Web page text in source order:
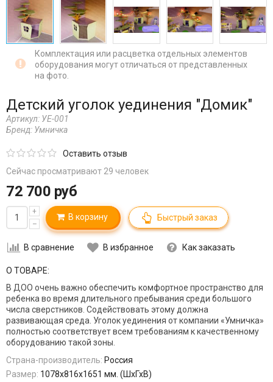
Комплектация или расцветка отдельных элементов
оборудования могут отличаться от представленных
на фото.
Детский уголок уединения "Домик"
Артикул: УЕ-001
Бренд: Умничка
Оставить отзыв
Сейчас просматривают 29 человек
72 700 руб
+
–
В корзину Быстрый заказ
В сравнение В избранное Как заказать
О ТОВАРЕ:
В ДОО очень важно обеспечить комфортное пространство для
ребенка во время длительного пребывания среди большого
числа сверстников. Содействовать этому должна
развивающая среда. Уголок уединения от компании «Умничка»
полностью соответствует всем требованиям к качественному
оборудованию такой зоны.
Страна-производитель: Россия
Размер: 1078х816х1651 мм. (ШхГхВ)